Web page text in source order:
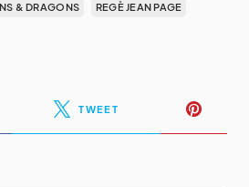
& DRAGONS REGÈ JEAN PAGE
TWEET